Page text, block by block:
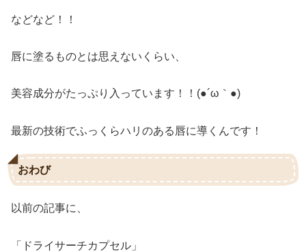
などなど！！
唇に塗るものとは思えないくらい、
美容成分がたっぷり入っています！！(●´ω｀●)
最新の技術でふっくらハリのある唇に導くんです！
おわび
以前の記事に、
「ドライサーチカプセル」